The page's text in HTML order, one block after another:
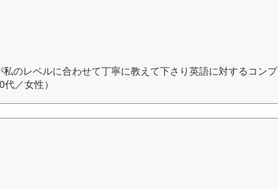
のレベルに合わせて丁寧に教えて下さり英語に対するコンプ
／女性）